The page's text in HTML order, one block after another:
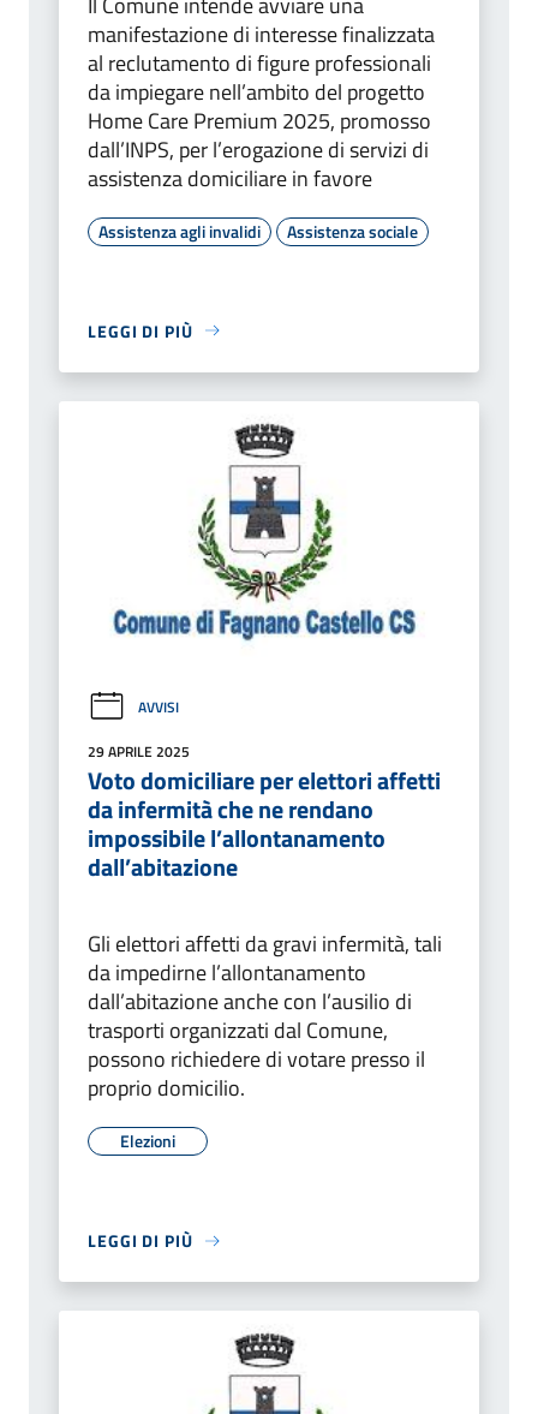
manifestazione di interesse finalizzata
al reclutamento di figure professionali
da impiegare nell’ambito del progetto
Home Care Premium 2025, promosso
dall’INPS, per l’erogazione di servizi di
assistenza domiciliare in favore
Assistenza agli invalidi Assistenza sociale
LEGGI DI PIÙ
AVVISI
29 APRILE 2025
Voto domiciliare per elettori affetti
da infermità che ne rendano
impossibile l’allontanamento
dall’abitazione
Gli elettori affetti da gravi infermità, tali
da impedirne l’allontanamento
dall’abitazione anche con l’ausilio di
trasporti organizzati dal Comune,
possono richiedere di votare presso il
proprio domicilio.
Elezioni
LEGGI DI PIÙ